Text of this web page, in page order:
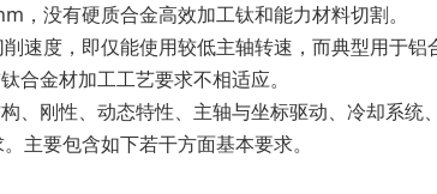
没有硬质合金高效加工钛和能力材料切割。
度，即仅能使用较低主轴转速，而典型用于铝
合金材加工工艺要求不相适应。
刚性、动态特性、主轴与坐标驱动、冷却系统
主要包含如下若干方面基本要求。